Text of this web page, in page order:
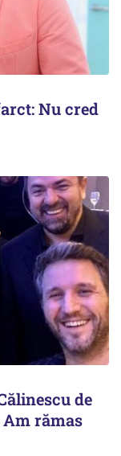
Nu cred
de
Am rămas